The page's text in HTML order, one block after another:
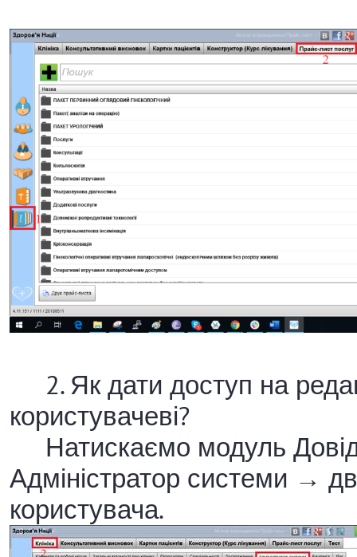
2. Як дати доступ на
користувачеві?
Натискаємо модуль
Адміністратор системи →
користувача.